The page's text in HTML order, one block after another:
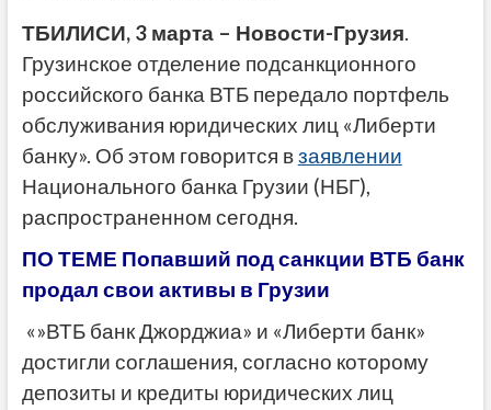
ТБИЛИСИ, 3 марта – Новости-Грузия.
Грузинское отделение подсанкционного
российского банка ВТБ передало портфель
обслуживания юридических лиц «Либерти
банку». Об этом говорится взаявлении
Национального банка Грузии (НБГ),
распространенном сегодня.
ПО ТЕМЕ Попавший под санкции ВТБ банк
продал свои активы в Грузии
«»ВТБ банк Джорджиа» и «Либерти банк»
достигли соглашения, согласно которому
депозиты и кредиты юридических лиц